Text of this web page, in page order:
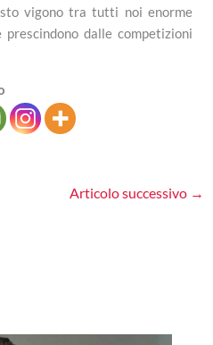
vigono tra tutti noi enorme
dalle competizioni
Articolo successivo →